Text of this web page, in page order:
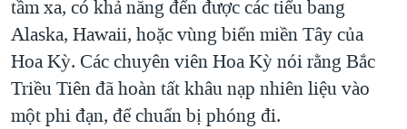
KHOA HỌC
VĂN HOÁ
THỂ THAO
NGÀY TỊ NẠN THẾ GIỚI
TRỊNH VĨNH BÌNH - NGƯỜI HẠ 'BÊN THẮNG CUỘC'
GROUND ZERO – XƯA VÀ NAY
Ngôn ngữ khác
tầm xa, có khả năng đến được các tiểu bang
Alaska, Hawaii, hoặc vùng biển miền Tây của
Hoa Kỳ. Các chuyên viên Hoa Kỳ nói rằng Bắc
Triều Tiên đã hoàn tất khâu nạp nhiên liệu vào
một phi đạn, để chuẩn bị phóng đi.